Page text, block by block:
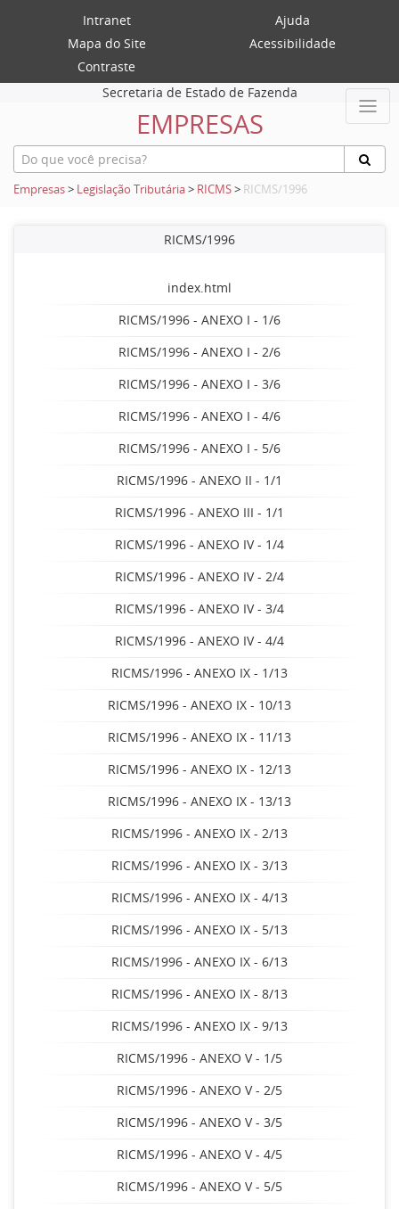
Intranet
Ajuda
Mapa do Site
Acessibilidade
Contraste
Secretaria de Estado de Fazenda
EMPRESAS
Empresas> Legislação Tributária> RICMS> RICMS/1996
RICMS/1996
index.html
RICMS/1996 - ANEXO I - 1/6
RICMS/1996 - ANEXO I - 2/6
RICMS/1996 - ANEXO I - 3/6
RICMS/1996 - ANEXO I - 4/6
RICMS/1996 - ANEXO I - 5/6
RICMS/1996 - ANEXO II - 1/1
RICMS/1996 - ANEXO III - 1/1
RICMS/1996 - ANEXO IV - 1/4
RICMS/1996 - ANEXO IV - 2/4
RICMS/1996 - ANEXO IV - 3/4
RICMS/1996 - ANEXO IV - 4/4
RICMS/1996 - ANEXO IX - 1/13
RICMS/1996 - ANEXO IX - 10/13
RICMS/1996 - ANEXO IX - 11/13
RICMS/1996 - ANEXO IX - 12/13
RICMS/1996 - ANEXO IX - 13/13
RICMS/1996 - ANEXO IX - 2/13
RICMS/1996 - ANEXO IX - 3/13
RICMS/1996 - ANEXO IX - 4/13
RICMS/1996 - ANEXO IX - 5/13
RICMS/1996 - ANEXO IX - 6/13
RICMS/1996 - ANEXO IX - 8/13
RICMS/1996 - ANEXO IX - 9/13
RICMS/1996 - ANEXO V - 1/5
RICMS/1996 - ANEXO V - 2/5
RICMS/1996 - ANEXO V - 3/5
RICMS/1996 - ANEXO V - 4/5
RICMS/1996 - ANEXO V - 5/5